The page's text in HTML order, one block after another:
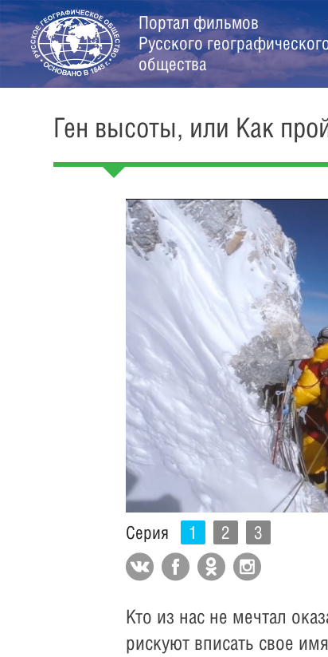
Портал фильмов
Русского
общества
Ген высоты, или Как
Серия 1 2 3
Кто из нас не мечтал
рискуют вписать свое